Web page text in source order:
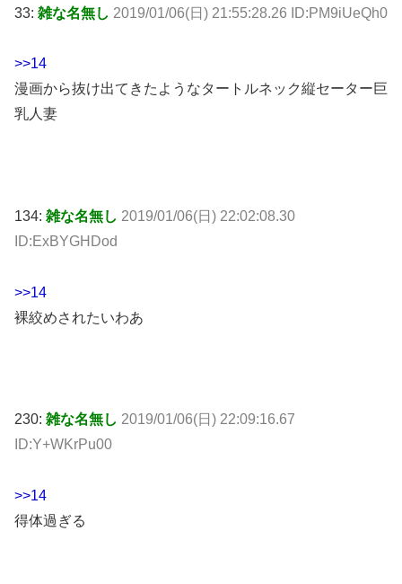
33: 雑な名無し 2019/01/06(日) 21:55:28.26 ID:PM9iUeQh0
>>14
漫画から抜け出てきたようなタートルネック縦セーター巨
乳人妻
134: 雑な名無し 2019/01/06(日) 22:02:08.30
ID:ExBYGHDod
>>14
裸絞めされたいわあ
230: 雑な名無し 2019/01/06(日) 22:09:16.67
ID:Y+WKrPu00
>>14
得体過ぎる